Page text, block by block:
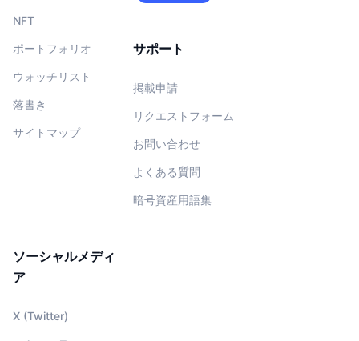
NFT
ポートフォリオ
ウォッチリスト
落書き
サイトマップ
サポート
掲載申請
リクエストフォーム
お問い合わせ
よくある質問
暗号資産用語集
ソーシャルメディ
ア
X (Twitter)